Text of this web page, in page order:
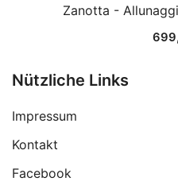
Zanotta -
Nützliche Links
Impressum
Kontakt
Facebook